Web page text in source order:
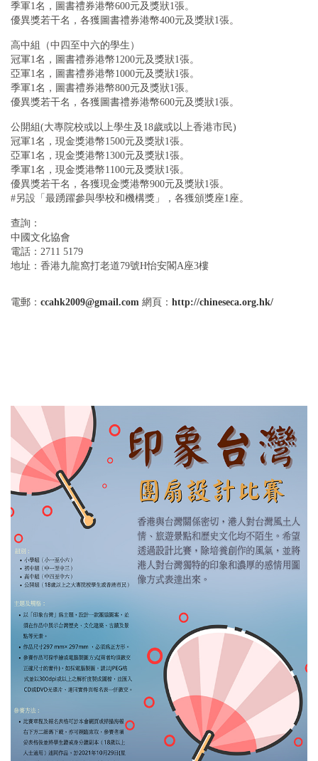
季軍1名，圖書禮券港幣600元及獎狀1張。
優異獎若干名，各獲圖書禮券港幣400元及獎狀1張。
高中組（中四至中六的學生）
冠軍1名，圖書禮券港幣1200元及獎狀1張。
亞軍1名，圖書禮券港幣1000元及獎狀1張。
季軍1名，圖書禮券港幣800元及獎狀1張。
優異獎若干名，各獲圖書禮券港幣600元及獎狀1張。
公開組(大專院校或以上學生及18歲或以上香港市民)
冠軍1名，現金獎港幣1500元及獎狀1張。
亞軍1名，現金獎港幣1300元及獎狀1張。
季軍1名，現金獎港幣1100元及獎狀1張。
優異獎若干名，各獲現金獎港幣900元及獎狀1張。
#另設「最踴躍參與學校和機構獎」，各獲頒獎座1座。
查詢：
中國文化協會
電話：2711 5179
地址：香港九龍窩打老道79號H怡安閣A座3樓
電郵： ccahk2009@gmail.com 網頁： http://chineseca.org.hk/